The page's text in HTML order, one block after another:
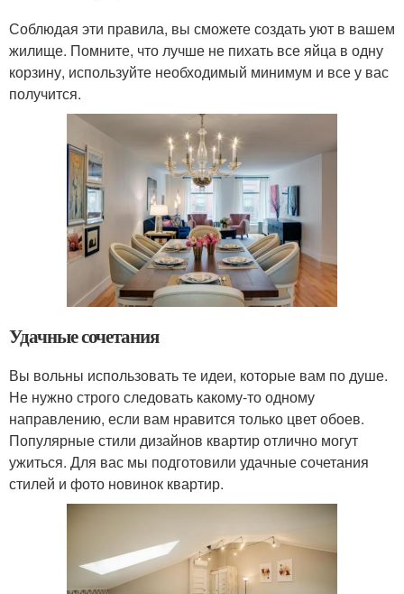
Соблюдая эти правила, вы сможете создать уют в вашем
жилище. Помните, что лучше не пихать все яйца в одну
корзину, используйте необходимый минимум и все у вас
получится.
Удачные сочетания
Вы вольны использовать те идеи, которые вам по душе.
Не нужно строго следовать какому-то одному
направлению, если вам нравится только цвет обоев.
Популярные стили дизайнов квартир отлично могут
ужиться. Для вас мы подготовили удачные сочетания
стилей и фото новинок квартир.